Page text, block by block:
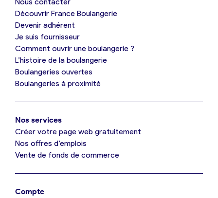
Je suis boulanger
Je découvre France Boulangerie
Mes tarifs
Je référence ma boulangerie (gratuit)
Offres d’emploi
Découvrir France Boulangerie
Devenir adhérent
Je suis fournisseur
Comment ouvrir une boulangerie ?
L’histoire de la boulangerie
Boulangeries ouvertes
Boulangeries à proximité
Nos services
Créer votre page web gratuitement
Nos offres d’emplois
Vente de fonds de commerce
Compte